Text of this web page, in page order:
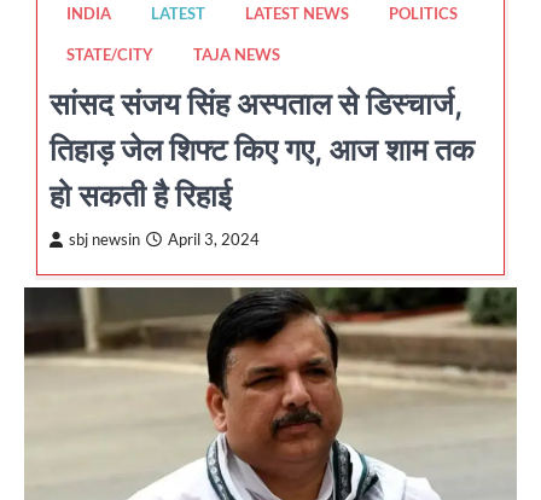
INDIA LATEST LATEST NEWS POLITICS
STATE/CITY TAJA NEWS
सांसद संजय सिंह अस्पताल से डिस्चार्ज,
तिहाड़ जेल शिफ्ट किए गए, आज शाम तक
हो सकती है रिहाई
sbj newsin April 3, 2024